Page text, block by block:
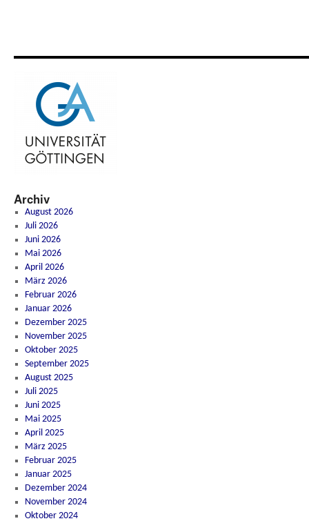
Archiv
August 2026
Juli 2026
Juni 2026
Mai 2026
April 2026
März 2026
Februar 2026
Januar 2026
Dezember 2025
November 2025
Oktober 2025
September 2025
August 2025
Juli 2025
Juni 2025
Mai 2025
April 2025
März 2025
Februar 2025
Januar 2025
Dezember 2024
November 2024
Oktober 2024